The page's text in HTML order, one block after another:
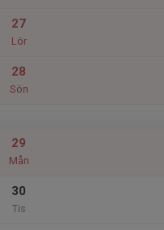
27
Lör
28
Sön
29
Mån
30
Tis